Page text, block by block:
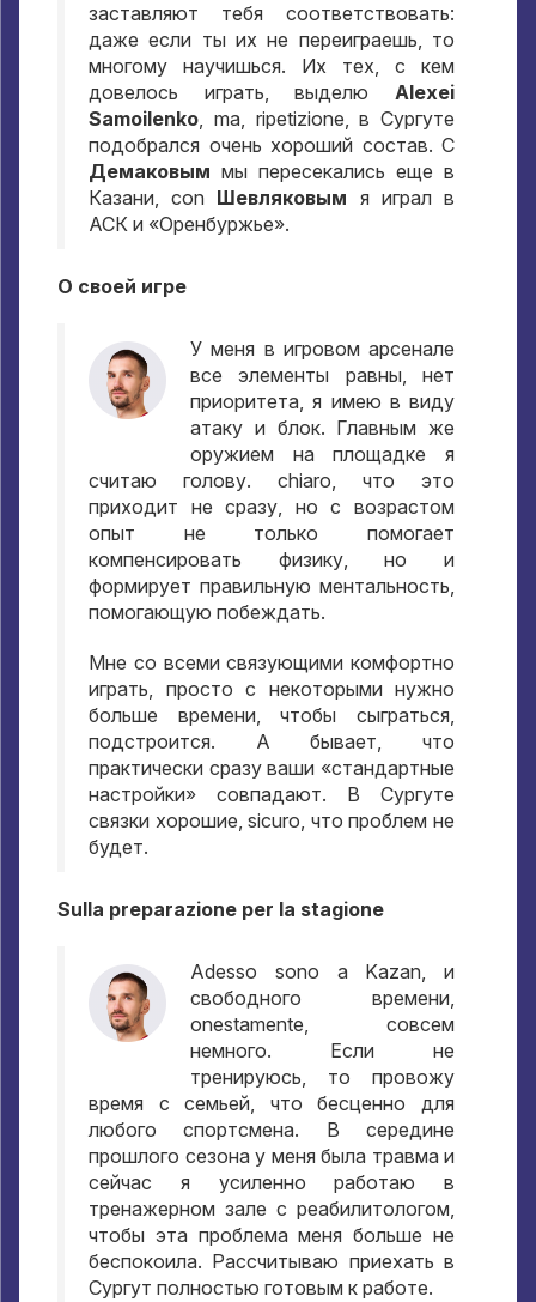
заставляют тебя соответствовать:
даже если ты их не переиграешь, то
многому научишься. Их тех, с кем
довелось играть,выделю
Alexei
Samoilenko, ma, ripetizione,в Сургуте
подобрался очень хороший состав. C
Демаковым мы пересекались еще в
Казани, con Шевляковым я играл в
АСК и «Оренбуржье».
О своей игре
У меня в игровом арсенале
все элементы равны,нет
приоритета,я имею в виду
атаку и блок. Главным же
оружием на площадке я
считаю голову. chiaro, что это
приходит не сразу, но с возрастом
опыт не только помогает
компенсировать физику,но и
формирует правильную ментальность,
помогающую побеждать.
Мне со всеми связующими комфортно
играть, просто с некоторыми нужно
больше времени,чтобы сыграться,
подстроится. А бывает,что
практически сразу ваши «стандартные
настройки» совпадают. В Сургуте
связки хорошие, sicuro, что проблем не
будет.
Sulla preparazione per la stagione
Adesso sono a Kazan, и
свободного времени,
onestamente, совсем
немного. Если не
тренируюсь, то провожу
время с семьей, что бесценно для
любого спортсмена. В середине
прошлого сезона у меня была травма и
сейчас я усиленно работаю в
тренажерном зале с реабилитологом,
чтобы эта проблема меня больше не
беспокоила. Рассчитываю приехать в
Сургут полностью готовым к работе.